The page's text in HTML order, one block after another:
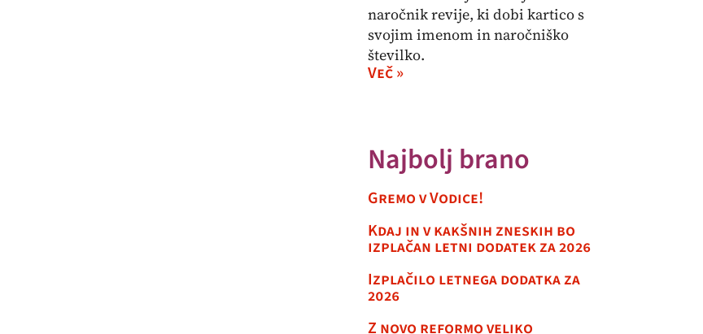
naročnik revije, ki dobi kartico s
svojim imenom in naročniško
številko.
Več »
Najbolj brano
Gremo v Vodice!
Kdaj in v kakšnih zneskih bo
izplačan letni dodatek za 2026
Izplačilo letnega dodatka za
2026
Z novo reformo veliko